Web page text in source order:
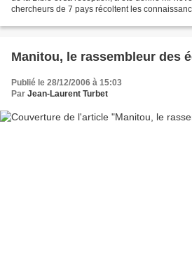
chercheurs de 7 pays récoltent les
Manitou, le rassembleur des
Publié le 28/12/2006 à 15:03
Par Jean-Laurent Turbet